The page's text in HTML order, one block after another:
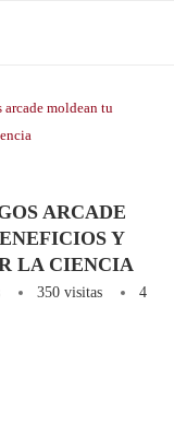
arcade moldean tu
ARCADE
Y
LA CIENCIA
350visitas
4